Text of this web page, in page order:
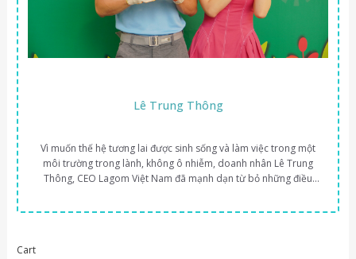
Lê Trung Thông
Vì muốn thế hệ tương lai được sinh sống và làm việc trong một
môi trường trong lành, không ô nhiễm, doanh nhân Lê Trung
Thông, CEO Lagom Việt Nam đã mạnh dạn từ bỏ những điều
gai đang chờ đón.
Cart